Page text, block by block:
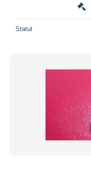
Statut